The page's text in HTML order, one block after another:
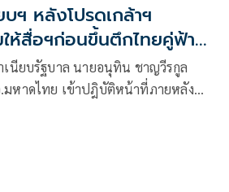
บฯ หลังโปรดเกล้าฯ
ห้สื่อฯก่อนขึ้นตึกไทยคู่ฟ้า
รซอฟท์
เนียบรัฐบาล นายอนุทิน ชาญวีรกูล
มหาดไทย เข้าปฎิบัติหน้าที่ภายหลัง